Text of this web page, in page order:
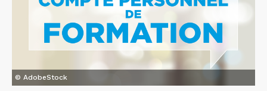
© AdobeStock